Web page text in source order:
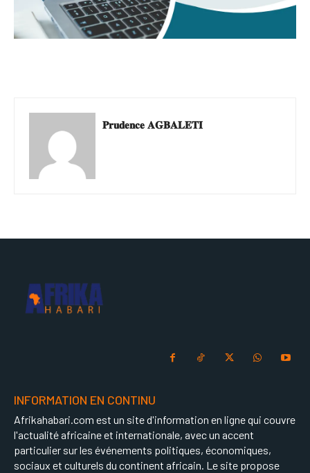
𝐏𝐫𝐮𝐝𝐞𝐧𝐜𝐞 𝐀𝐆𝐁𝐀𝐋𝐄𝐓𝐈
INFORMATION EN CONTINU
Afrikahabari.com est un site d'information en ligne qui couvre
l'actualité africaine et internationale, avec un accent
particulier sur les événements politiques, économiques,
sociaux et culturels du continent africain. Le site propose